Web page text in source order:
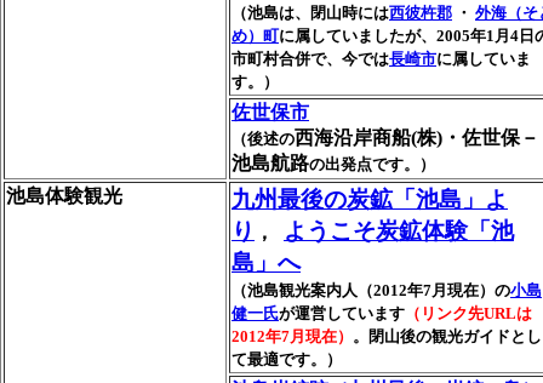
（池島は、閉山時には西彼杵郡 ・ 外海（そ
め）町に属していましたが、2005年1月4日
市町村合併で、今では長崎市に属していま
す。）
佐世保市
（後述の西海沿岸商船(株)・佐世保－
池島航路の出発点です。）
池島体験観光
九州最後の炭鉱「池島」よ
り
，
ようこそ炭鉱体験「池
島」へ
（池島観光案内人（2012年7月現在）の小島
健一氏が運営しています （リンク先URLは
2012年7月現在） 。閉山後の観光ガイドとし
て最適です。）